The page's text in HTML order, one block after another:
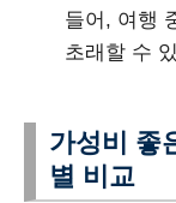
들어, 여행
초래할 수
가성비 좋
별 비교